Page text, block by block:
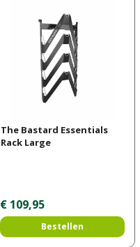
The Bastard Essentials
Rack Large
€ 109,95
Bestellen